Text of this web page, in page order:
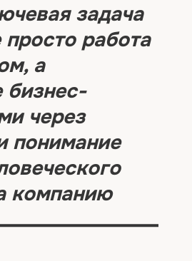
задача
просто работа
а
бизнес-
через
понимание
компанию